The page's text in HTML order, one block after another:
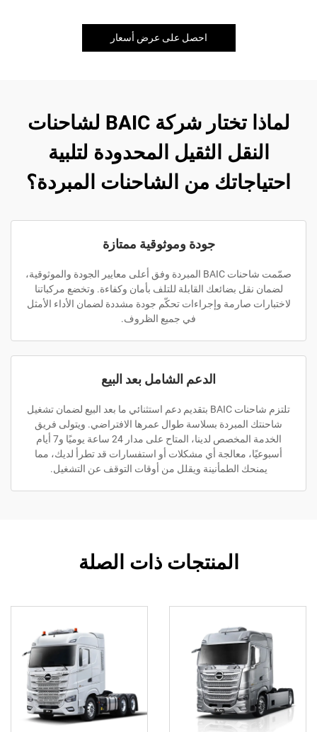
احصل على عرض أسعار
لماذا تختار شركة BAIC لشاحنات
النقل الثقيل المحدودة لتلبية
احتياجاتك من الشاحنات المبردة؟
جودة وموثوقية ممتازة
صمّمت شاحنات BAIC المبردة وفق أعلى معايير الجودة والموثوقية،
لضمان نقل بضائعك القابلة للتلف بأمان وكفاءة. وتخضع مركباتنا
لاختبارات صارمة وإجراءات تحكّم جودة مشددة لضمان الأداء الأمثل
في جميع الظروف.
الدعم الشامل بعد البيع
تلتزم شاحنات BAIC بتقديم دعم استثنائي ما بعد البيع لضمان تشغيل
شاحنتك المبردة بسلاسة طوال عمرها الافتراضي. ويتولى فريق
الخدمة المخصص لدينا، المتاح على مدار 24 ساعة يوميًا و7 أيام
أسبوعيًا، معالجة أي مشكلات أو استفسارات قد تطرأ لديك، مما
يمنحك الطمأنينة ويقلل من أوقات التوقف عن التشغيل.
المنتجات ذات الصلة